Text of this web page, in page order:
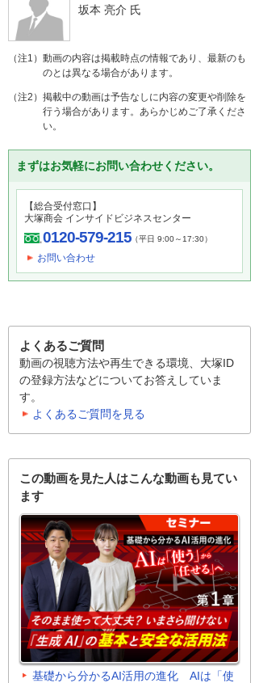
坂本 亮介 氏
（注1）動画の内容は掲載時点の情報であり、最新のも
のとは異なる場合があります。
（注2）掲載中の動画は予告なしに内容の変更や削除を
行う場合があります。あらかじめご了承くださ
い。
まずはお気軽にお問い合わせください。
【総合受付窓口】
大塚商会 インサイドビジネスセンター
0120-579-215（平日 9:00～17:30）
お問い合わせ
よくあるご質問
動画の視聴方法や再生できる環境、大塚ID
の登録方法などについてお答えしていま
す。
よくあるご質問を見る
この動画を見た人はこんな動画も見てい
ます
基礎から分かるAI活用の進化 AIは「使